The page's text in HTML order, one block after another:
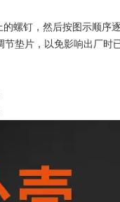
螺钉，然后按图示顺序
垫片，以免影响出厂时